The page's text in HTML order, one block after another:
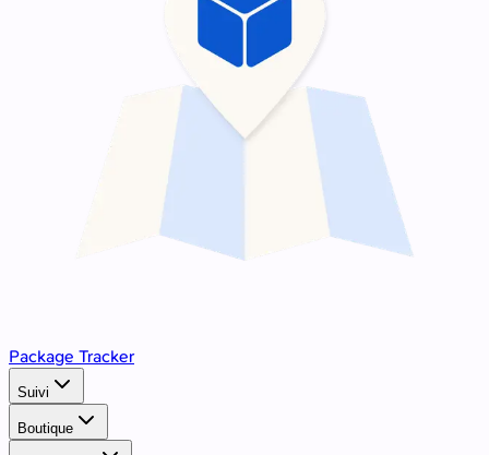
Package Tracker
Suivi
Boutique